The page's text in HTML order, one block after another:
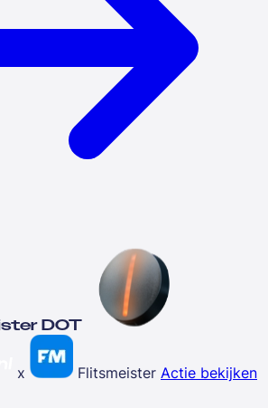
DOT
x Flitsmeister Actie bekijken